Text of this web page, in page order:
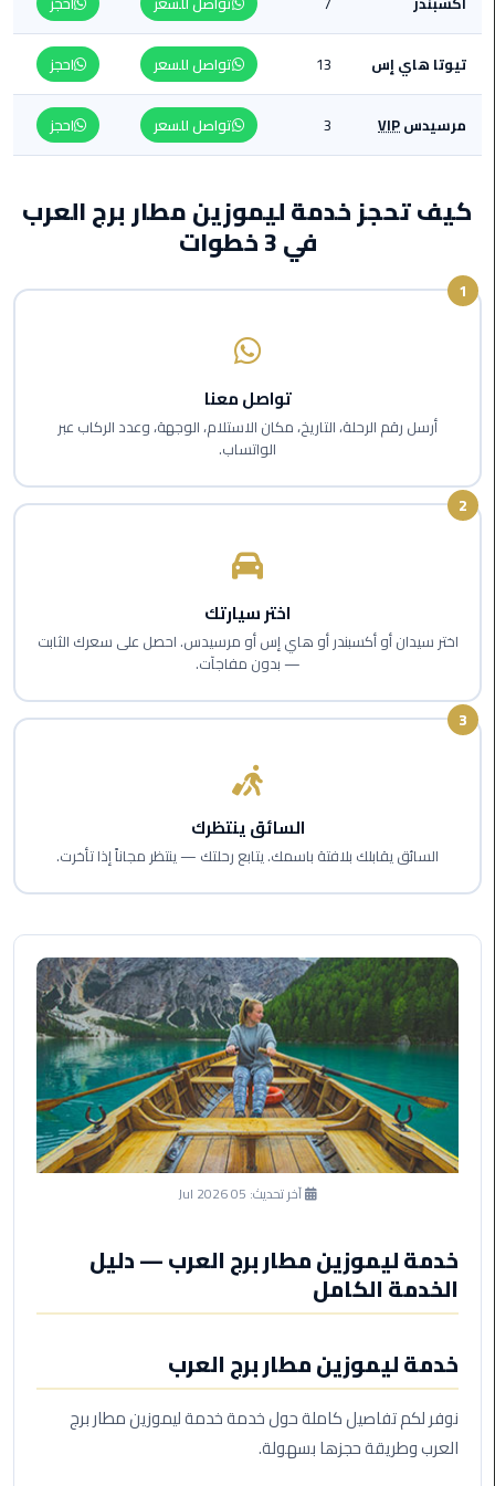
من
القاهرة
الى
مطار
برج
ليموزين
من
برج
العرب
ليموزين
اسكندرية
الشمالي
حجز
ليموزين
ليموزين
حجز
ليموزين
مرسى
مطروح
حجز
ليموزين
مطار
سفنكس
ليموزين
الغردقة
دهب
الى
القاهرة
والعكس
تيوتا هاي إس 13 تواصل للسعر احجز
مرسيدسVIP
3 تواصل للسعر احجز
كيف تحجز خدمة ليموزين مطار برج العرب
في 3 خطوات
1
تواصل معنا
أرسل رقم الرحلة، التاريخ، مكان الاستلام، الوجهة، وعدد الركاب عبر
الواتساب.
2
اختر سيارتك
اختر سيدان أو أكسبندر أو هاي إس أو مرسيدس. احصل على سعرك الثابت
— بدون مفاجآت.
3
السائق ينتظرك
السائق يقابلك بلافتة باسمك. يتابع رحلتك — ينتظر مجاناً إذا تأخرت.
آخر تحديث: 05 Jul 2026
خدمة ليموزين مطار برج العرب — دليل
الخدمة الكامل
خدمة ليموزين مطار برج العرب
نوفر لكم تفاصيل كاملة حول خدمة خدمة ليموزين مطار برج
العرب وطريقة حجزها بسهولة.